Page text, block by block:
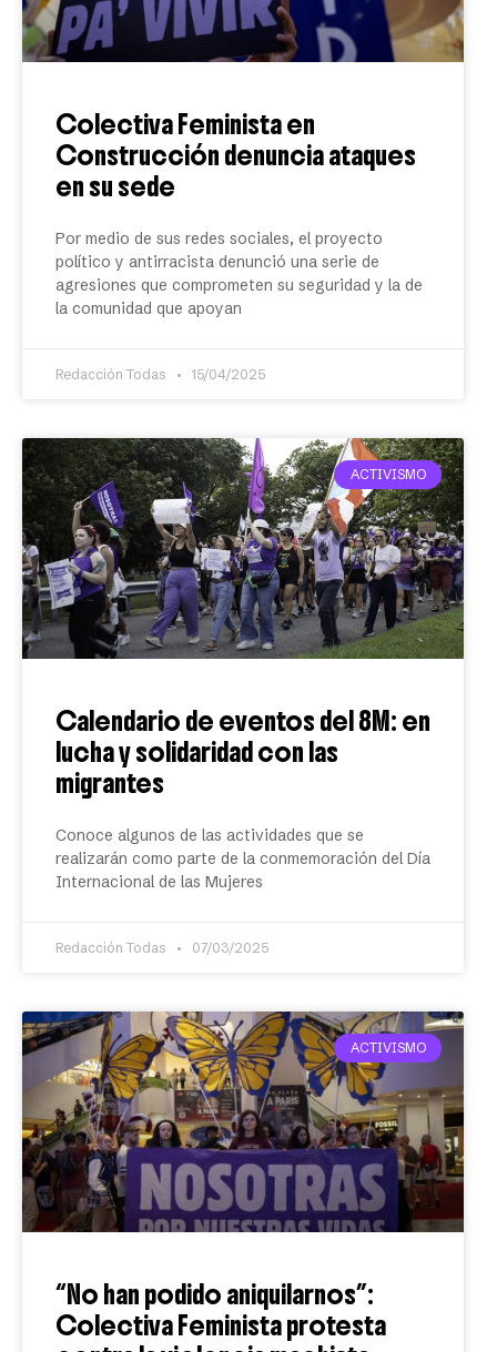
Colectiva Feminista en
Construcción denuncia ataques
en su sede
Por medio de sus redes sociales, el proyecto
político y antirracista denunció una serie de
agresiones que comprometen su seguridad y la de
la comunidad que apoyan
Redacción Todas 15/04/2025
ACTIVISMO
Calendario de eventos del 8M: en
lucha y solidaridad con las
migrantes
Conoce algunos de las actividades que se
realizarán como parte de la conmemoración del Día
Internacional de las Mujeres
Redacción Todas 07/03/2025
ACTIVISMO
“No han podido aniquilarnos”:
Colectiva Feminista protesta